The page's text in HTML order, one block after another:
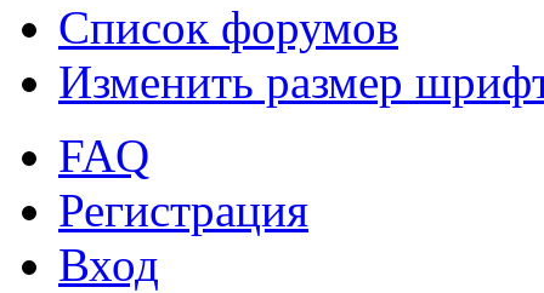
Список форумов
Изменить размер
FAQ
Регистрация
Вход